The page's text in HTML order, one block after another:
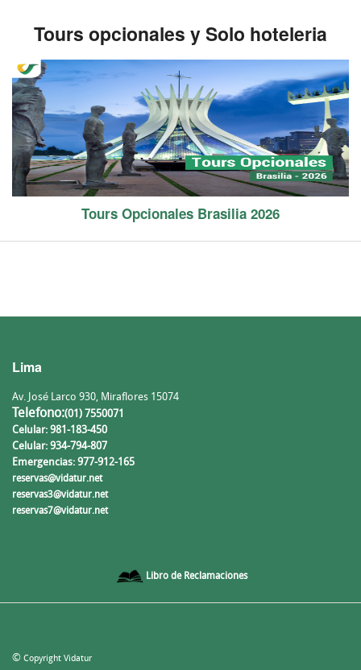
Tours opcionales y Solo hoteleria
Tours Opcionales Brasilia 2026
Lima
Av. José Larco 930, Miraflores 15074
Telefono:(01) 7550071
Celular: 981-183-450
Celular: 934-794-807
Emergencias: 977-912-165
reservas@vidatur.net
reservas3@vidatur.net
reservas7@vidatur.net
Libro de Reclamaciones
© Copyright Vidatur